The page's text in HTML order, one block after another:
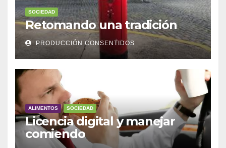
SOCIEDAD
Retomando una tradición
PRODUCCIÓN CONSENTIDOS
ALIMENTOS SOCIEDAD
Licencia digital y manejar
comiendo